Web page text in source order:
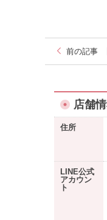
前の記事
店舗
住所
LINE公式
アカウン
ト